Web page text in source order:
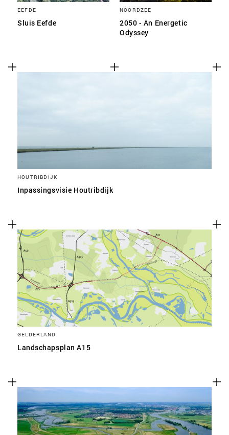
EEFDE
Sluis Eefde
NOORDZEE
2050 - An Energetic
Odyssey
HOUTRIBDIJK
Inpassingsvisie Houtribdijk
GELDERLAND
Landschapsplan A15